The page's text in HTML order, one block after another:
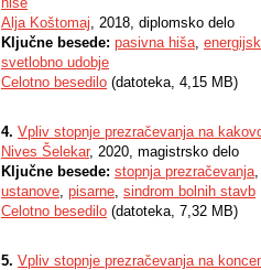
Alja Koštomaj, 2018, diplomsko delo
Ključne besede: pasivna hiša,
svetlobno udobje
Celotno besedilo (datoteka, 4,15 MB)
4. Vpliv stopnje prezračevanja na
Nives Šelekar, 2020, magistrsko delo
Ključne besede: stopnja prezračevanja
ustanove, pisarne, sindrom bolnih stavb
Celotno besedilo (datoteka, 7,32 MB)
5. Vpliv stopnje prezračevanja na